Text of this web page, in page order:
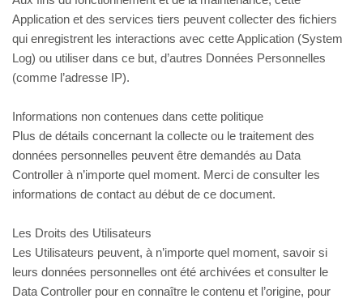
Application et des services tiers peuvent collecter des fichiers
qui enregistrent les interactions avec cette Application (System
Log) ou utiliser dans ce but, d’autres Données Personnelles
(comme l’adresse IP).
Informations non contenues dans cette politique
Plus de détails concernant la collecte ou le traitement des
données personnelles peuvent être demandés au Data
Controller à n’importe quel moment. Merci de consulter les
informations de contact au début de ce document.
Les Droits des Utilisateurs
Les Utilisateurs peuvent, à n’importe quel moment, savoir si
leurs données personnelles ont été archivées et consulter le
Data Controller pour en connaître le contenu et l’origine, pour